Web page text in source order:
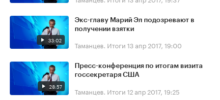
33:02
Экс-главу Марий Эл подозревают в
получении взятки
Таманцев. Итоги 13 апр 2017, 19:00
28:57
Пресс-конференция по итогам визита
госсекретаря США
Таманцев. Итоги 12 апр 2017, 19:25